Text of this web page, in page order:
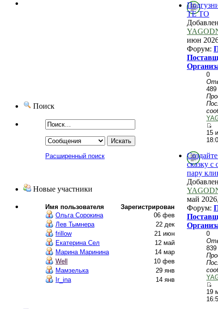
Поиск
Расширенный поиск
Новые участники
Имя пользователя
Зарегистрирован
Ольга Сорокина
06 фев
Лев Тымнера
22 дек
frillow
21 июн
Екатерина Сел
12 май
Марина Маринина
14 мар
Well
10 фев
Мамзелька
29 янв
Ir_ina
14 янв
TE TO
июн
Форум:
0
489
15
сказку с
пару
май
Форум:
0
839
19